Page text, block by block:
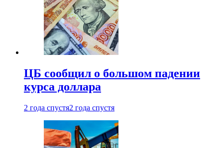
ЦБ сообщил о большом падении
курса доллара
2 года спустя2 года спустя